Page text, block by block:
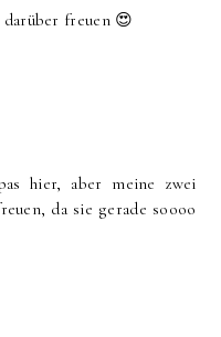
freuen 😍
hier, aber meine zwei
da sie gerade soooo